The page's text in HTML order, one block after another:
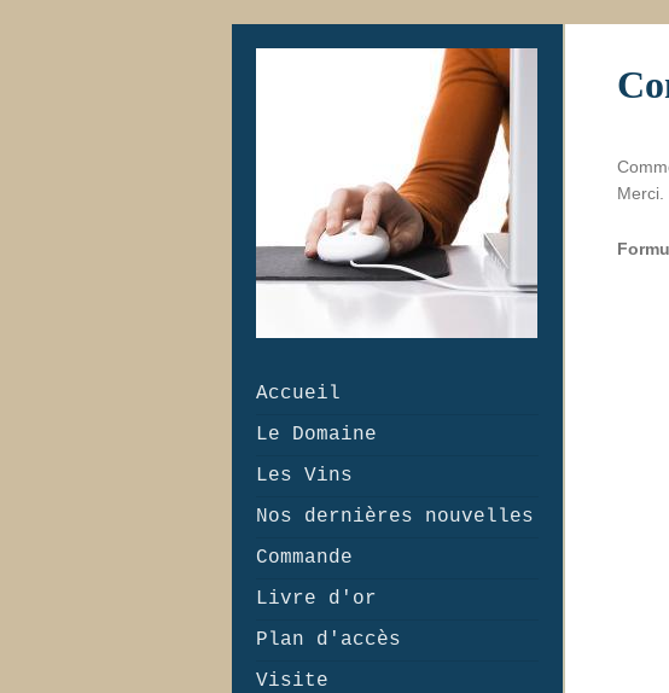
Accueil
Le Domaine
Les Vins
Nos dernières nouvelles
Commande
Livre d'or
Plan d'accès
Visite
Merci.